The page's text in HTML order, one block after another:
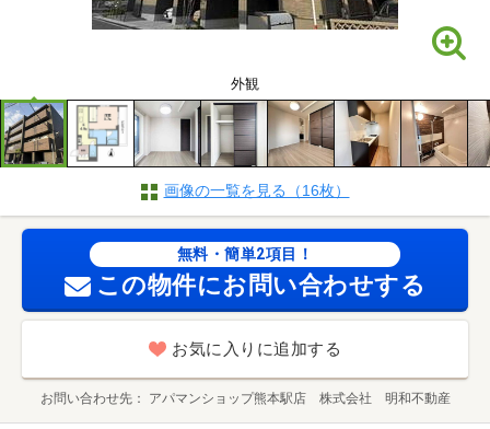
外観
画像の一覧を見る（16枚）
無料・簡単2項目！
この物件にお問い合わせする
お気に入りに追加する
お問い合わせ先 アパマンショップ熊本駅店 株式会社 明和不動産